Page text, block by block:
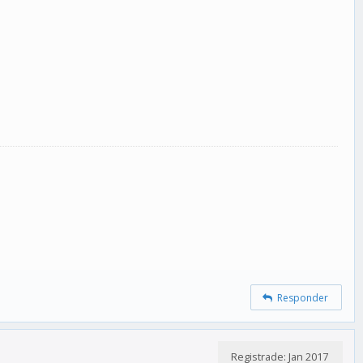
Responder
Registrade: Jan 2017